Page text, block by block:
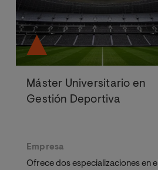
Máster Universitario en
Gestión Deportiva
Empresa
Ofrece dos especializaciones en el